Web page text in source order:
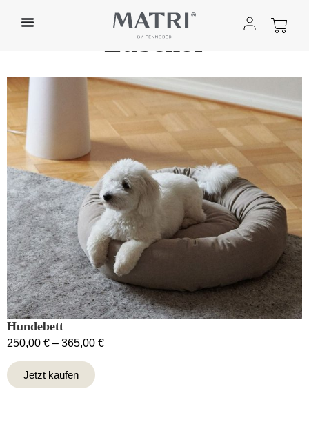
Home»Shop »Zubehör
Zubehör
Hundebett
250,00 € – 365,00 €
Jetzt kaufen